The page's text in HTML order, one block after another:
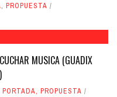
, PROPUESTA
MUSICA (GUADIX
PORTADA, PROPUESTA